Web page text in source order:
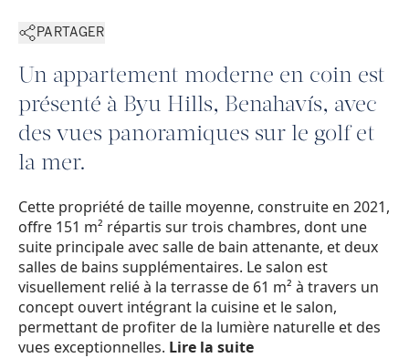
PARTAGER
Un appartement moderne en coin est
présenté à Byu Hills, Benahavís, avec
des vues panoramiques sur le golf et
la mer.
Cette propriété de taille moyenne, construite en 2021,
offre 151 m² répartis sur trois chambres, dont une
suite principale avec salle de bain attenante, et deux
salles de bains supplémentaires. Le salon est
visuellement relié à la terrasse de 61 m² à travers un
concept ouvert intégrant la cuisine et le salon,
permettant de profiter de la lumière naturelle et des
vues exceptionnelles. Lire la suite